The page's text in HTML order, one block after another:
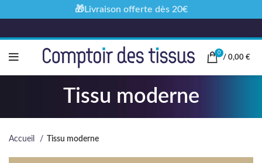
0
/ 0,00 €
Tissu moderne
Accueil Tissu moderne
🎁Livraison offerte dès 20€